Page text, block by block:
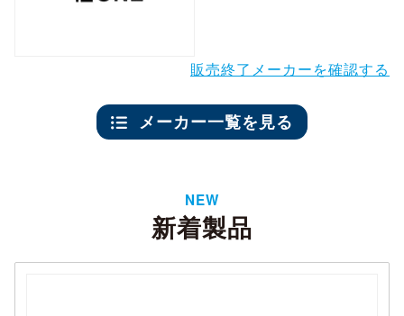
販売終了メーカーを確認する
メーカー一覧を見る
NEW
新着製品